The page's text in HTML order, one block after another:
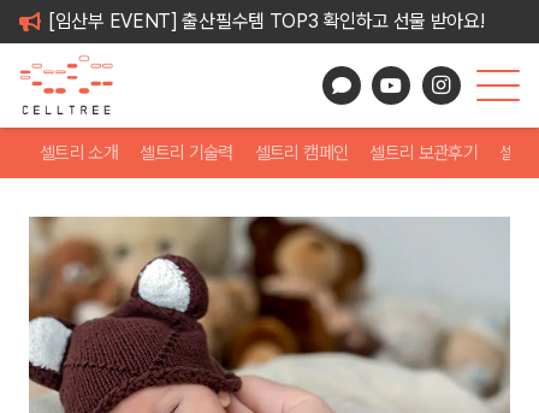
[임산부 EVENT] 출산필수템 TOP3 확인하고 선물 받아요!
셀트리 소개 셀트리 기술력 셀트리 캠페인 셀트리 보관후기 셀트